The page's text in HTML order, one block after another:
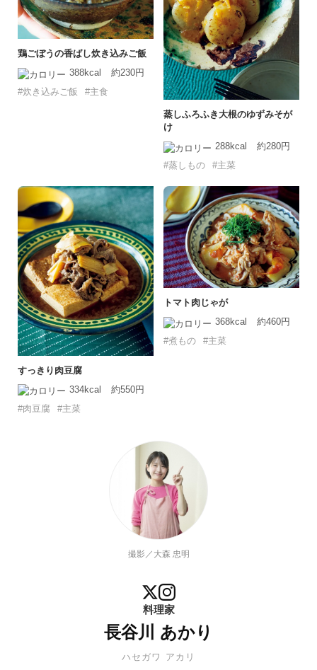
鶏ごぼうの香ばし炊き込みご飯
388kcal
約230円
#炊き込みご飯
#主食
蒸しふろふき大根のゆずみそが
け
288kcal
約280円
#蒸しもの
#主菜
すっきり肉豆腐
334kcal
約550円
#肉豆腐
#主菜
トマト肉じゃが
368kcal
約460円
#煮もの
#主菜
撮影／大森 忠明
料理家
長谷川 あかり
ハセガワ アカリ